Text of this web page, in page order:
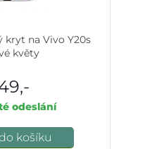
kryt na Vivo Y20s
květy
odeslání
košíku